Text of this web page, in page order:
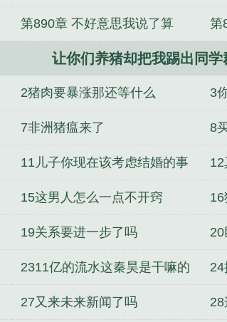
第890章 不好意思我说了算 第
让你们养猪却把我踢出同
2猪肉要暴涨那还等什么 3
7非洲猪瘟来了 8
11儿子你现在该考虑结婚的事
情了
12
15这男人怎么一点不开窍
19关系要进一步了吗
爸
2311亿的流水这秦昊是干嘛的
27又来未来新闻了吗